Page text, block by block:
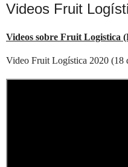
Videos Fruit
Videos sobre Fruit Logistica
Video Fruit Logística 2020 (18